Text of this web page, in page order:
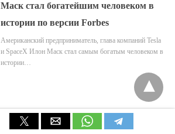
Маск стал богатейшим человеком в
истории по версии Forbes
Американский предприниматель, глава компаний Tesla
и SpaceX Илон Маск стал самым богатым человеком в
истории…